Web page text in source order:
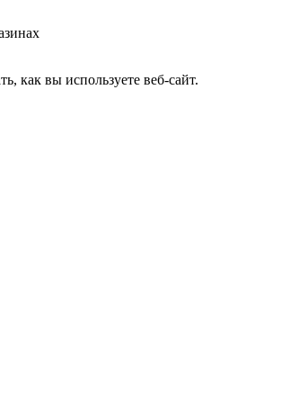
как вы используете веб-сайт.